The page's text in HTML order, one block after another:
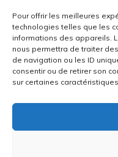
Pour offrir les meilleures
technologies telles que les
informations des appareils.
nous permettra de traiter
de navigation ou les ID
consentir ou de retirer son
sur certaines
Mardi 8h - 23h
Mercredi - 8h - 23h
Jeudi 8h - 23h
Vendredi 8h - 23h
Samedi 8h - 23h
Site réalisé par